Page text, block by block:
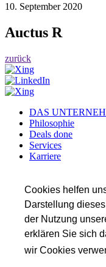
Cookies helfen
Darstellung
der Nutzung
erklären Sie sich
wir Cookies
10. September 2020
Auctus R
zurück
DAS
Philosophie
Deals done
Services
Karriere
Insights
SERVICES
Wirtschaftsprüfung
Valuation &